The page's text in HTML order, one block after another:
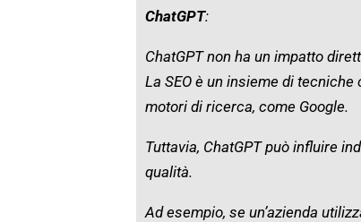
ChatGPT:
ChatGPT non ha un impatto
La SEO è un insieme di
motori di ricerca, come Google.
Tuttavia, ChatGPT può influire
qualità.
Ad esempio, se un’azienda